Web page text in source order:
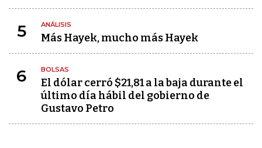
5 ANÁLISIS
Más Hayek, mucho más Hayek
6 BOLSAS
El dólar cerró $21,81 a la baja durante el
último día hábil del gobierno de
Gustavo Petro